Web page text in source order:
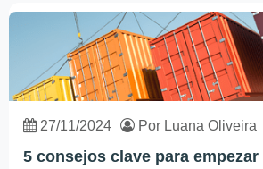
27/11/2024 Por Luana Oliveira
5 consejos clave para